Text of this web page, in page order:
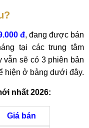
đ, đang được bán
tại các trung tâm
vẫn sẽ có 3 phiên bản
hiện ở bảng dưới đây.
nhất 2026:
Giá bán